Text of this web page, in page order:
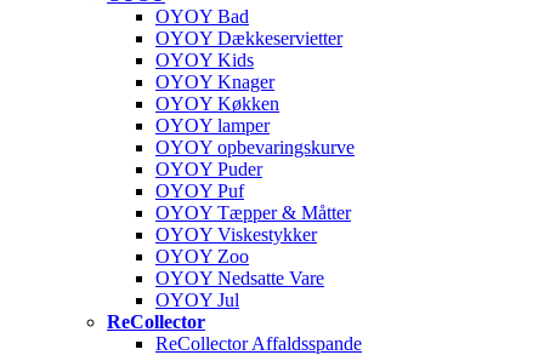
OYOY Bad
OYOY Dækkeservietter
OYOY Kids
OYOY Knager
OYOY Køkken
OYOY lamper
OYOY opbevaringskurve
OYOY Puder
OYOY Puf
OYOY Tæpper & Måtter
OYOY Viskestykker
OYOY Zoo
OYOY Nedsatte Vare
OYOY Jul
ReCollector
ReCollector Affaldsspande